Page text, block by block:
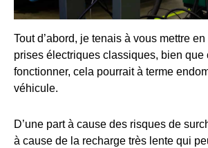
Tout d’abord, je tenais à vous mettre
prises électriques classiques, bien que
fonctionner, cela pourrait à terme
véhicule.
D’une part à cause des risques de
à cause de la recharge très lente qui